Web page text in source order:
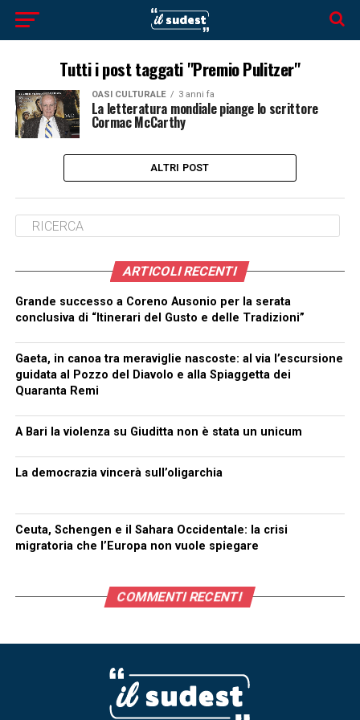
Tutti i post taggati "Premio Pulitzer"
OASI CULTURALE 3 anni fa
La letteratura mondiale piange lo scrittore
Cormac McCarthy
ALTRI POST
ARTICOLI RECENTI
Grande successo a Coreno Ausonio per la serata
conclusiva di “Itinerari del Gusto e delle Tradizioni”
Gaeta, in canoa tra meraviglie nascoste: al via l’escursione
guidata al Pozzo del Diavolo e alla Spiaggetta dei
Quaranta Remi
A Bari la violenza su Giuditta non è stata un unicum
La democrazia vincerà sull’oligarchia
Ceuta, Schengen e il Sahara Occidentale: la crisi
migratoria che l’Europa non vuole spiegare
COMMENTI RECENTI